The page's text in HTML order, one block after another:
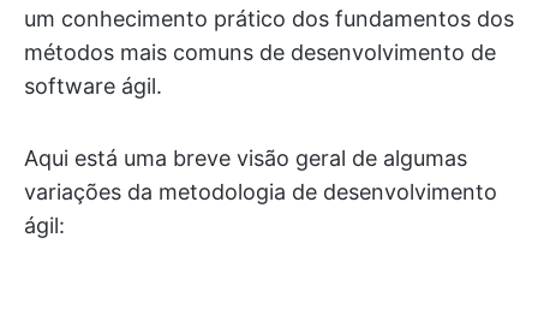
um conhecimento prático dos fundamentos dos
métodos mais comuns de desenvolvimento de
software ágil.
Aqui está uma breve visão geral de algumas
variações da metodologia de desenvolvimento
ágil: